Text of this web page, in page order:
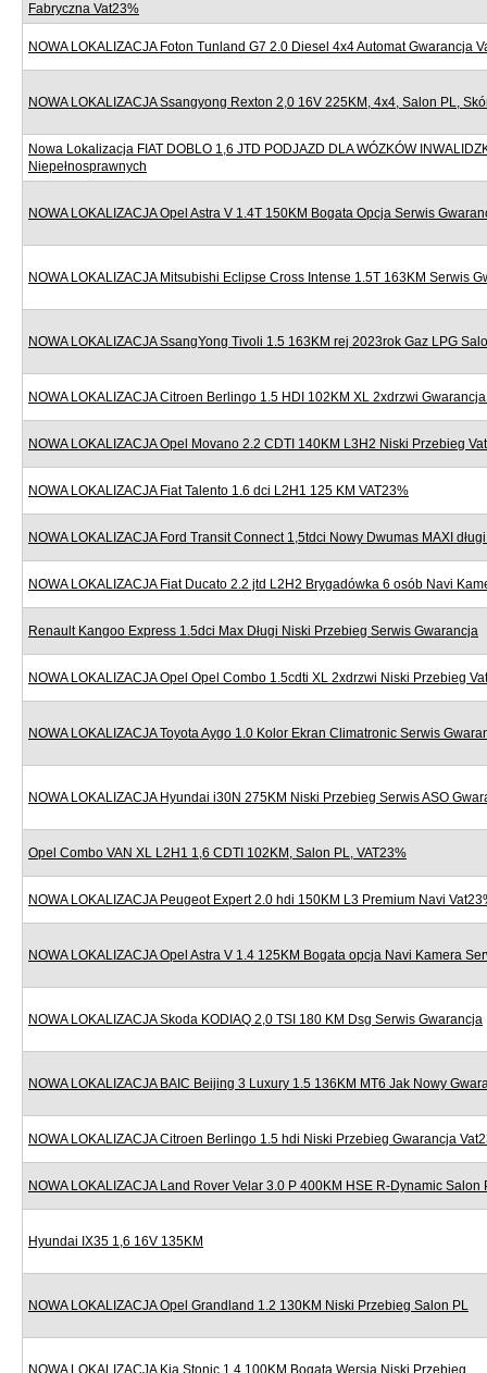
Fabryczna Vat23%
NOWA LOKALIZACJA Foton Tunland G7 2.0 Diesel 4x4 Automat Gwarancja
NOWA LOKALIZACJA Ssangyong Rexton 2,0 16V 225KM, 4x4, Salon PL,
Nowa Lokalizacja FIAT DOBLO 1,6 JTD PODJAZD DLA WÓZKÓW
Niepełnosprawnych
NOWA LOKALIZACJA Opel Astra V 1.4T 150KM Bogata Opcja Serwis
NOWA LOKALIZACJA Mitsubishi Eclipse Cross Intense 1.5T 163KM Serwis
NOWA LOKALIZACJA SsangYong Tivoli 1.5 163KM rej 2023rok Gaz LPG
NOWA LOKALIZACJA Citroen Berlingo 1.5 HDI 102KM XL 2xdrzwi
NOWA LOKALIZACJA Opel Movano 2.2 CDTI 140KM L3H2 Niski Przebieg
NOWA LOKALIZACJA Fiat Talento 1.6 dci L2H1 125 KM VAT23%
NOWA LOKALIZACJA Ford Transit Connect 1,5tdci Nowy Dwumas MAXI
NOWA LOKALIZACJA Fiat Ducato 2.2 jtd L2H2 Brygadówka 6 osób Navi
Renault Kangoo Express 1.5dci Max Długi Niski Przebieg Serwis Gwarancja
NOWA LOKALIZACJA Opel Opel Combo 1.5cdti XL 2xdrzwi Niski Przebieg
NOWA LOKALIZACJA Toyota Aygo 1.0 Kolor Ekran Climatronic Serwis
NOWA LOKALIZACJA Hyundai i30N 275KM Niski Przebieg Serwis ASO
Opel Combo VAN XL L2H1 1,6 CDTI 102KM, Salon PL, VAT23%
NOWA LOKALIZACJA Peugeot Expert 2.0 hdi 150KM L3 Premium Navi
NOWA LOKALIZACJA Opel Astra V 1.4 125KM Bogata opcja Navi Kamera
NOWA LOKALIZACJA Skoda KODIAQ 2,0 TSI 180 KM Dsg Serwis Gwarancja
NOWA LOKALIZACJA BAIC Beijing 3 Luxury 1.5 136KM MT6 Jak Nowy
NOWA LOKALIZACJA Citroen Berlingo 1.5 hdi Niski Przebieg Gwarancja
NOWA LOKALIZACJA Land Rover Velar 3.0 P 400KM HSE R-Dynamic Salon
Hyundai IX35 1,6 16V 135KM
NOWA LOKALIZACJA Opel Grandland 1.2 130KM Niski Przebieg Salon PL
NOWA LOKALIZACJA Kia Stonic 1.4 100KM Bogata Wersja Niski Przebieg